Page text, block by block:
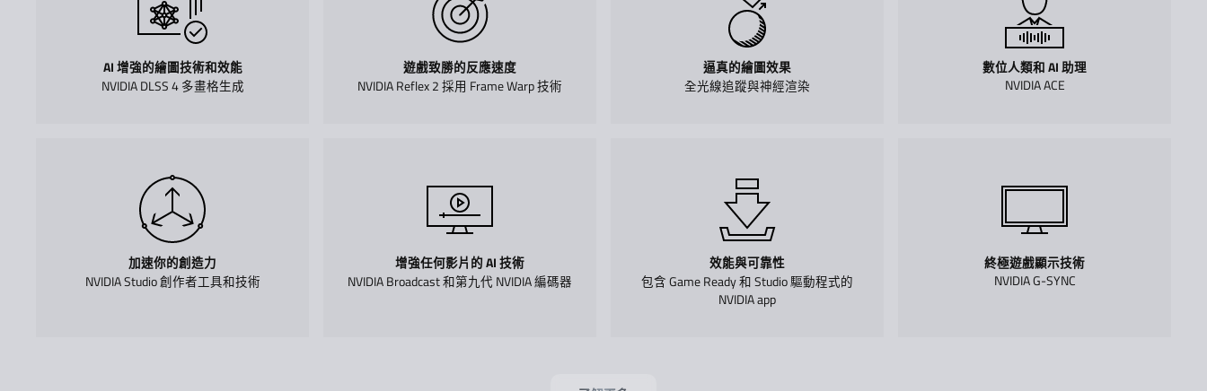
AI 增強的繪圖技術和效能
NVIDIA DLSS 4 多畫格生成
遊戲致勝的反應速度
NVIDIA Reflex 2 採用 Frame Warp 技術
逼真的繪圖效果
全光線追蹤與神經渲染
數位人類和 AI 助理
NVIDIA ACE
加速你的創造力
NVIDIA Studio 創作者工具和技術
增強任何影片的 AI 技術
NVIDIA Broadcast 和第九代 NVIDIA 編碼器
效能與可靠性
包含 Game Ready 和 Studio 驅動程式的
NVIDIA app
終極遊戲顯示技術
NVIDIA G-SYNC